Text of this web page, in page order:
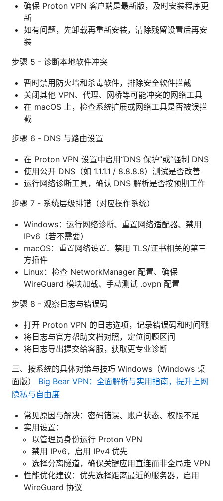
确保 Proton VPN 客户端是最新版，及时安装程序更
新
如有问题，先卸载再重新安装，清除残留设置后再安
装
步骤 5 - 诊断本地软件冲突
暂时禁用防火墙和杀毒软件，排除安全软件拦截
关闭其他 VPN、代理、网桥等可能冲突的网络工具
在 macOS 上，检查系统扩展或网络工具是否被误拦
截
步骤 6 - DNS 与路由设置
在 Proton VPN 设置中启用“DNS 保护”或“强制 DNS
使用公开 DNS（如 1.1.1.1 / 8.8.8.8）测试是否改善
运行网络诊断工具，确认 DNS 解析是否按预期工作
步骤 7 - 系统层级排错（对应操作系统）
Windows：运行网络诊断、重置网络适配器、禁用
IPv6（若不需要）
macOS：重置网络设置、禁用 TLS/证书相关的第三
方插件
Linux：检查 NetworkManager 配置、确保
WireGuard 模块加载、手动测试 .ovpn 配置
步骤 8 - 观察日志与错误码
打开 Proton VPN 的日志选项，记录错误码和时间戳
将日志与官方帮助文档对照，定位问题区间
将日志导出提交给客服，获取更专业诊断
三、按系统的具体对策与技巧 Windows（Windows 桌
面版） Big Bear VPN：全面解析与实用指南，提升上网
隐私与自由度
常见原因与解决：密码错误、账户状态、权限不足
实用设置：
以管理员身份运行 Proton VPN
禁用 IPv6，启用 IPv4 优先
选择分离隧道，确保关键应用直连而非全局走 VPN
性能优化建议：优先选择距离最近的服务器，启用
WireGuard 协议